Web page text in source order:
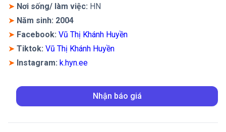
➤ Nơi sống/ làm việc: HN
➤ Năm sinh: 2004
➤ Facebook: Vũ Thị Khánh Huyền
➤ Tiktok: Vũ Thị Khánh Huyền
➤ Instagram: k.hyn.ee
Nhận báo giá